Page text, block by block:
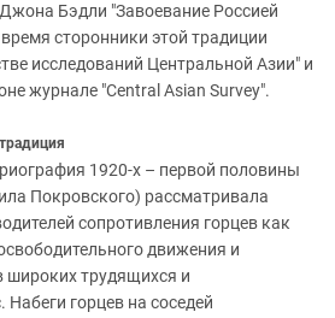
Бэдли "Завоевание Россией
сторонники этой традиции
исследований Центральной Азии" и
журнале "Central Asian Survey".
1920-х – первой половины
Покровского) рассматривала
сопротивления горцев как
движения и
широких трудящихся и
горцев на соседей